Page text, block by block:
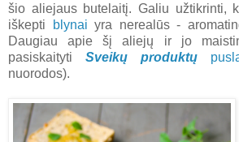
šio aliejaus butelaitį. Galiu užtikrinti,
iškepti
blynaiyra nerealūs -
Daugiau apie šį aliejų ir jo
pasiskaityti Sveikų produktų
nuorodos).